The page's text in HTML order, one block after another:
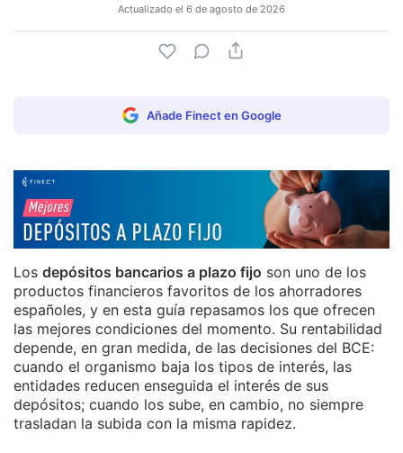
Actualizado el 6 de agosto de 2026
Añade Finect en Google
Los depósitos bancarios a plazo fijo son uno de los
productos financieros favoritos de los ahorradores
españoles, y en esta guía repasamos los que ofrecen
las mejores condiciones del momento. Su rentabilidad
depende, en gran medida, de las decisiones del BCE:
cuando el organismo baja los tipos de interés, las
entidades reducen enseguida el interés de sus
depósitos; cuando los sube, en cambio, no siempre
trasladan la subida con la misma rapidez.